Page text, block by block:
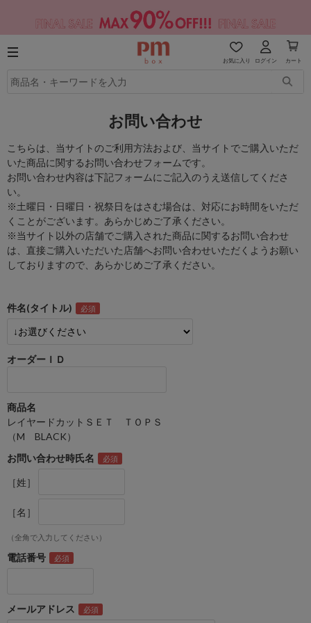
お気に入り ログイン カート
お問い合わせ
こちらは、当サイトのご利用方法および、当サイトでご購入いただ
いた商品に関するお問い合わせフォームです。
お問い合わせ内容は下記フォームにご記入のうえ送信してくださ
い。
※土曜日・日曜日・祝祭日をはさむ場合は、対応にお時間をいただ
くことがございます。あらかじめご了承ください。
※当サイト以外の店舗でご購入された商品に関するお問い合わせ
は、直接ご購入いただいた店舗へお問い合わせいただくようお願い
しておりますので、あらかじめご了承ください。
件名(タイトル)
オーダーＩＤ
商品名
レイヤードカットＳＥＴ ＴＯＰＳ
（M BLACK）
お問い合わせ時氏名
［姓］
［名］
（全角で入力してください）
電話番号
メールアドレス